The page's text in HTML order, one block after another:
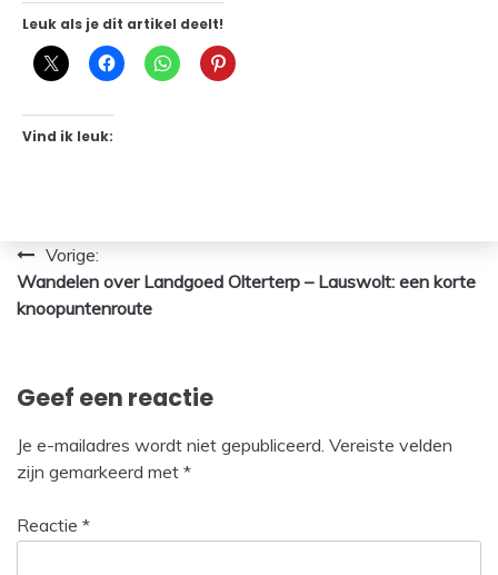
Leuk als je dit artikel deelt!
Vind ik leuk:
Bericht
navigatie
Vorige:
Wandelen over Landgoed Olterterp – Lauswolt: een korte
knoopuntenroute
Geef een reactie
Je e-mailadres wordt niet gepubliceerd. Vereiste velden
zijn gemarkeerd met *
Reactie *